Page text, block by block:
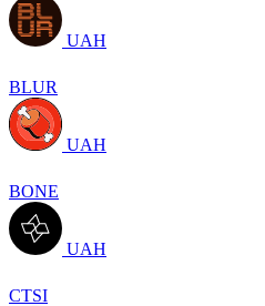
UAH
BLUR
UAH
BONE
UAH
CTSI